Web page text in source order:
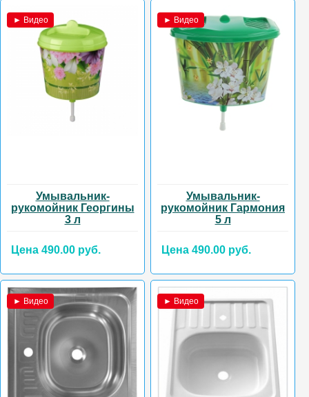
► Видео
Умывальник-
рукомойник Георгины
3 л
Цена 490.00 руб.
► Видео
Умывальник-
рукомойник Гармония
5 л
Цена 490.00 руб.
► Видео ► Видео